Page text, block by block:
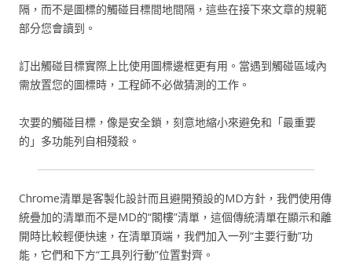
隔，而不是圖標的觸碰目標間地間隔，這些在接下來文章的規範
部分您會讀到。
訂出觸碰目標實際上比使用圖標邊框更有用。當遇到觸碰區域內
需放置您的圖標時，工程師不必做猜測的工作。
次要的觸碰目標，像是安全鎖，刻意地縮小來避免和「最重要
的」多功能列自相殘殺。
Chrome清單是客製化設計而且避開預設的MD方針，我們使用傳
統疊加的清單而不是MD的“閣樓”清單，這個傳統清單在顯示和離
開時比較輕便快速，在清單頂端，我們加入一列“主要行動”功
能，它們和下方“工具列行動”位置對齊。